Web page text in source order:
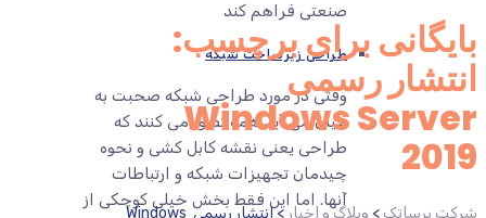
صنعتی فراهم کند
طراحی زیرساخت شبکه
وقتی در مورد طراحی شبکه صحبت به
میان می آید همه تصور می کنند که
طراحی یعنی نقشه کابل کشی و نحوه
چیدمان تجهیزات شبکه و ارتباطات
آنها. اما این فقط بخش خیلی کوچکی از
بایگانی برای برچسب:
انتشار رسمی
Windows Server
2019
شرکت پرساتک > وبلاگ و اخبار >
انتشار رسمی Windows